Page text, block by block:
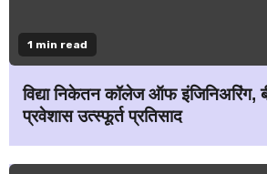
1 min read
विद्या निकेतन कॉलेज ऑफ इंजिनिअरिंग,
प्रवेशास उत्स्फूर्त प्रतिसाद